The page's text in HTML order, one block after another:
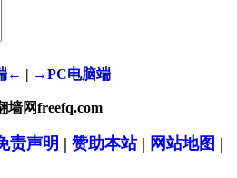
← | →PC电脑端
墙网freefq.com
责声明 | 赞助本站| 网站地图 |